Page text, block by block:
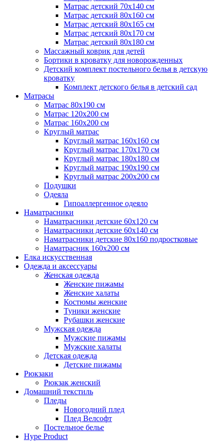
Матрас детский 70х140 см
Матрас детский 80х160 см
Матрас детский 80х165 см
Матрас детский 80х170 см
Матрас детский 80х180 см
Массажный коврик для детей
Бортики в кроватку для новорожденных
Детский комплект постельного белья в детскую
кроватку
Комплект детского белья в детский сад
Матрасы
Матрас 80х190 см
Матраc 120х200 см
Матрас 160х200 см
Круглый матрас
Круглый матрас 160х160 см
Круглый матрас 170х170 см
Круглый матрас 180х180 см
Круглый матрас 190х190 см
Круглый матрас 200х200 см
Подушки
Одеяла
Гипоаллергенное одеяло
Наматрасники
Наматрасники детские 60х120 см
Наматрасники детские 60х140 см
Наматрасники детские 80х160 подростковые
Наматрасник 160х200 см
Елка искусственная
Одежда и аксессуары
Женская одежда
Женские пижамы
Женские халаты
Костюмы женские
Туники женские
Рубашки женские
Мужская одежда
Мужские пижамы
Мужские халаты
Детская одежда
Детские пижамы
Рюкзаки
Рюкзак женский
Домашний текстиль
Пледы
Новогодний плед
Плед Велсофт
Постельное белье
Hype Product